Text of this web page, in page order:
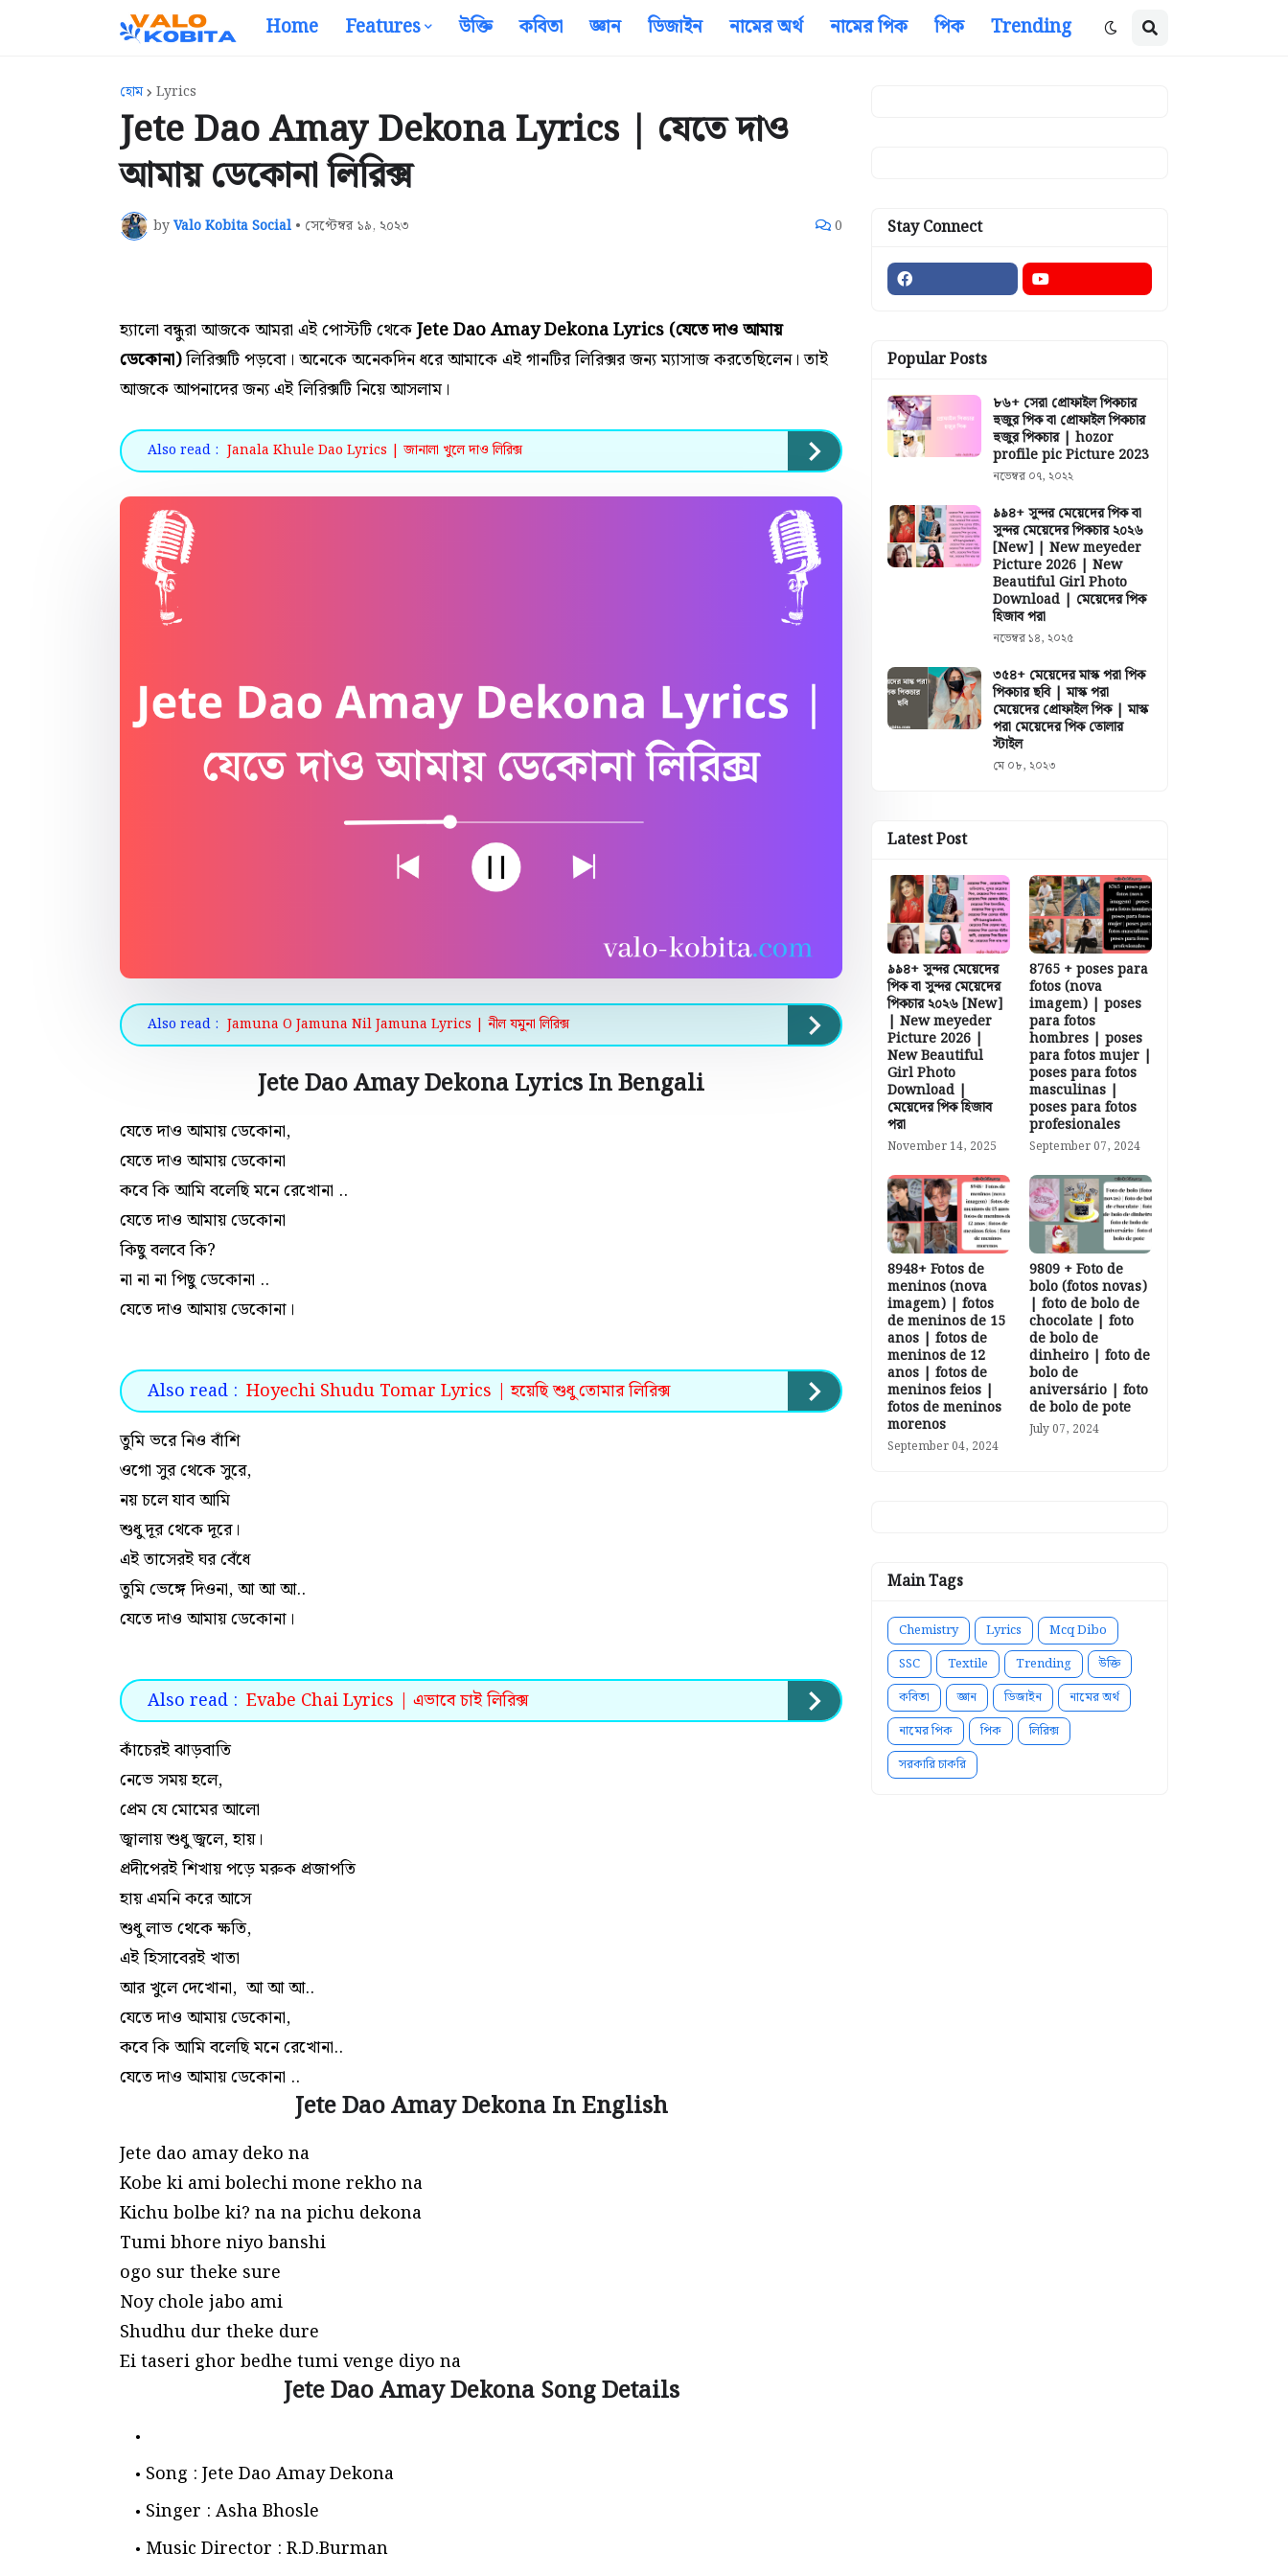
Home Features উক্তি কবিতা জ্ঞান ডিজাইন নামের অর্থ নামের পিক পিক Trending
হোম Lyrics
Jete Dao Amay Dekona Lyrics | যেতে দাও
আমায় ডেকোনা লিরিক্স
byValo Kobita Social • সেপ্টেম্বর ১৯, ২০২৩ 0
হ্যালো বন্ধুরা আজকে আমরা এই পোস্টটি থেকেJete Dao Amay Dekona Lyrics (যেতে দাও আমায়
ডেকোনা)লিরিক্সটি পড়বো। অনেকেঅনেকদিন ধরে আমাকে এই গানটিরলিরিক্সর জন্যম্যাসাজ করতেছিলেন। তাই
আজকে আপনাদের জন্য এইলিরিক্সটি নিয়ে আসলাম।
Also read : Janala Khule Dao Lyrics | জানালা খুলে দাও লিরিক্স
Also read : Jamuna O Jamuna Nil Jamuna Lyrics | নীল যমুনা লিরিক্স
Jete Dao Amay Dekona Lyrics In Bengali
যেতে দাও আমায় ডেকোনা,
যেতে দাও আমায় ডেকোনা
কবে কি আমি বলেছি মনে রেখোনা ..
যেতে দাও আমায় ডেকোনা
কিছু বলবে কি?
না না না পিছু ডেকোনা ..
যেতে দাও আমায় ডেকোনা।
Also read : Hoyechi Shudu Tomar Lyrics | হয়েছি শুধু তোমার লিরিক্স
তুমি ভরে নিও বাঁশি
ওগো সুর থেকে সুরে,
নয় চলে যাব আমি
শুধু দূর থেকে দূরে।
এই তাসেরই ঘর বেঁধে
তুমি ভেঙ্গে দিওনা, আ আ আ..
যেতে দাও আমায় ডেকোনা।
Also read : Evabe Chai Lyrics | এভাবে চাই লিরিক্স
কাঁচেরই ঝাড়বাতি
নেভে সময় হলে,
প্রেম যে মোমের আলো
জ্বালায় শুধু জ্বলে, হায়।
প্রদীপেরই শিখায় পড়ে মরুক প্রজাপতি
হায় এমনি করে আসে
শুধু লাভ থেকে ক্ষতি,
এই হিসাবেরই খাতা
আর খুলে দেখোনা, আ আ আ..
যেতে দাও আমায় ডেকোনা,
কবে কি আমি বলেছি মনে রেখোনা..
যেতে দাও আমায় ডেকোনা ..
Jete Dao Amay Dekona In English
Jete dao amay deko na
Kobe ki ami bolechi mone rekho na
Kichu bolbe ki? na na pichu dekona
Tumi bhore niyo banshi
ogo sur theke sure
Noy chole jabo ami
Shudhu dur theke dure
Ei taseri ghor bedhe tumi venge diyo na
Jete Dao Amay Dekona Song Details
Song : Jete Dao Amay Dekona
Singer : Asha Bhosle
Music Director : R.D.Burman
Stay Connect
Popular Posts
৮৬+ সেরা প্রোফাইল পিকচার
হুজুর পিক বা প্রোফাইল পিকচার
হুজুর পিকচার | hozor
profile pic Picture 2023
নভেম্বর ০৭, ২০২২
৯৯৪+ সুন্দর মেয়েদের পিক বা
সুন্দর মেয়েদের পিকচার ২০২৬
[New] | New meyeder
Picture 2026 | New
Beautiful Girl Photo
Download | মেয়েদের পিক
হিজাব পরা
নভেম্বর ১৪, ২০২৫
৩৫৪+ মেয়েদের মাস্ক পরা পিক
পিকচার ছবি | মাস্ক পরা
মেয়েদের প্রোফাইল পিক | মাস্ক
পরা মেয়েদের পিক তোলার
স্টাইল
মে ০৮, ২০২৩
Latest Post
৯৯৪+ সুন্দর মেয়েদের
পিক বা সুন্দর মেয়েদের
পিকচার ২০২৬ [New]
| New meyeder
Picture 2026 |
New Beautiful
Girl Photo
Download |
মেয়েদের পিক হিজাব
পরা
November 14, 2025
8765 + poses para
fotos (nova
imagem) | poses
para fotos
hombres | poses
para fotos mujer |
poses para fotos
masculinas |
poses para fotos
profesionales
September 07, 2024
8948+ Fotos de
meninos (nova
imagem) | fotos
de meninos de 15
anos | fotos de
meninos de 12
anos | fotos de
meninos feios |
fotos de meninos
morenos
September 04, 2024
9809 + Foto de
bolo (fotos novas)
| foto de bolo de
chocolate | foto
de bolo de
dinheiro | foto de
bolo de
aniversário | foto
de bolo de pote
July 07, 2024
Main Tags
Chemistry Lyrics
Mcq Dibo
SSC
Textile Trending
উক্তি
কবিতা
জ্ঞান ডিজাইন
নামের অর্থ
নামের পিক
পিক
লিরিক্স
সরকারি চাকরি